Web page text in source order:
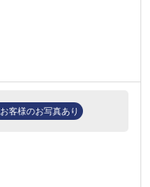
お客様のお写真あり